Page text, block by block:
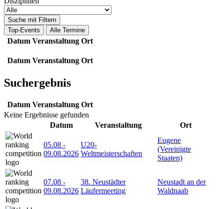
Suche mit Filtern
Top-Events
Alle Termine
Datum Veranstaltung Ort
Datum Veranstaltung Ort
Suchergebnis
Datum Veranstaltung Ort
Keine Ergebnisse gefunden
Datum
Veranstaltung Ort
05.08 -
09.08.2026
U20-
Weltmeisterschaften
Eugene
(Vereinigte
Staaten)
07.08 -
09.08.2026
38. Neustädter
Läufermeeting
Neustadt an der
Waldnaab